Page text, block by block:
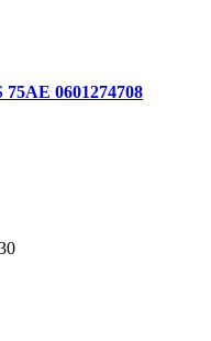
75AE 0601274708